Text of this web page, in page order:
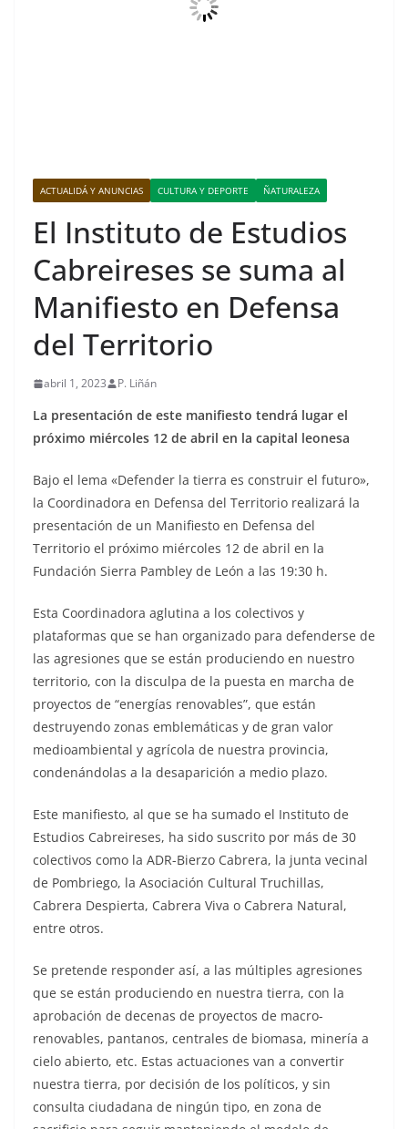
ACTUALIDÁ Y ANUNCIAS CULTURA Y DEPORTE ÑATURALEZA
El Instituto de Estudios
Cabreireses se suma al
Manifiesto en Defensa
del Territorio
abril 1, 2023 P. Liñán
La presentación de este manifiesto tendrá lugar el
próximo miércoles 12 de abril en la capital leonesa
Bajo el lema «Defender la tierra es construir el futuro»,
la Coordinadora en Defensa del Territorio realizará la
presentación de un Manifiesto en Defensa del
Territorio el próximo miércoles 12 de abril en la
Fundación Sierra Pambley de León a las 19:30 h.
Esta Coordinadora aglutina a los colectivos y
plataformas que se han organizado para defenderse de
las agresiones que se están produciendo en nuestro
territorio, con la disculpa de la puesta en marcha de
proyectos de “energías renovables”, que están
destruyendo zonas emblemáticas y de gran valor
medioambiental y agrícola de nuestra provincia,
condenándolas a la desaparición a medio plazo.
Este manifiesto, al que se ha sumado el Instituto de
Estudios Cabreireses, ha sido suscrito por más de 30
colectivos como la ADR-Bierzo Cabrera, la junta vecinal
de Pombriego, la Asociación Cultural Truchillas,
Cabrera Despierta, Cabrera Viva o Cabrera Natural,
entre otros.
Se pretende responder así, a las múltiples agresiones
que se están produciendo en nuestra tierra, con la
aprobación de decenas de proyectos de macro-
renovables, pantanos, centrales de biomasa, minería a
cielo abierto, etc. Estas actuaciones van a convertir
nuestra tierra, por decisión de los políticos, y sin
consulta ciudadana de ningún tipo, en zona de